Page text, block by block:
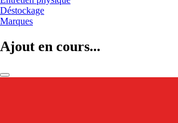
Déstockage
Marques
Ajout en cours...